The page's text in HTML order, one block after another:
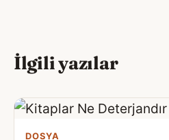
İlgili yazılar
DOSYA